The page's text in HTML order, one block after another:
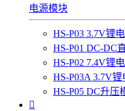
电源模块
HS-P03 3.7V锂
HS-P01 DC-DC
HS-P02 7.4V锂
HS-P03A 3.7V
HS-P05 DC升压
